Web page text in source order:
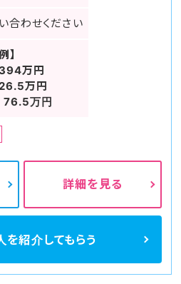
合わせください
】
万円
万円
76.5万円
詳細を見る
を紹介してもらう